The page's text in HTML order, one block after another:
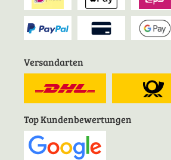
Versandarten
Top Kundenbewertungen